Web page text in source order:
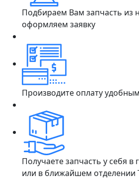
Подбираем Вам запчасть из
оформляем заявку
Производите оплату
Получаете запчасть у себя в
или в ближайшем отделении